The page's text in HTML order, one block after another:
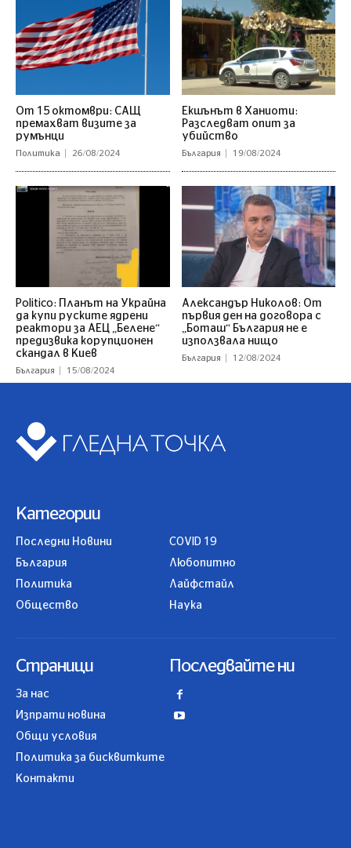
От 15 октомври: САЩ
премахват визите за
румънци
Политика 26/08/2024
Екшънът в Ханиоти:
Разследват опит за
убийство
България 19/08/2024
Politico: Планът на Украйна
да купи руските ядрени
реактори за АЕЦ „Белене“
предизвика корупционен
скандал в Киев
България 15/08/2024
Александър Николов: От
първия ден на договора с
„Боташ“ България не е
използвала нищо
България 12/08/2024
Категории
Последни Новини
България
Политика
Общество
COVID 19
Любопитно
Лайфстайл
Наука
Страници
За нас
Изпрати новина
Общи условия
Политика за бисквитките
Контакти
Последвайте ни